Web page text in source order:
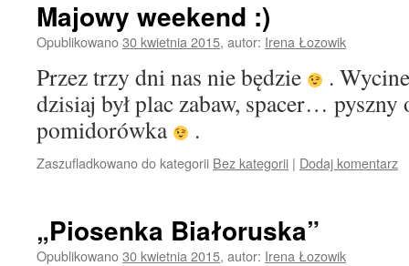
Majowy weekend :)
Opublikowano30 kwietnia 2015, autor: Irena Łozowik
Przez trzy dni nas nie będzie
.
dzisiaj był plac zabaw, spacer…
pomidorówka
.
Zaszufladkowano do kategorii Bez kategorii | Dodaj komentarz
„Piosenka Białoruska”
Opublikowano30 kwietnia 2015, autor: Irena Łozowik